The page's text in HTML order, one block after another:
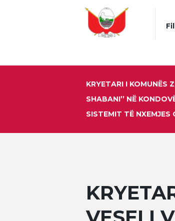
KRYETARI I KOMUNËS
SHABANI’’ NË
SISTEMIT TË NXEMJES